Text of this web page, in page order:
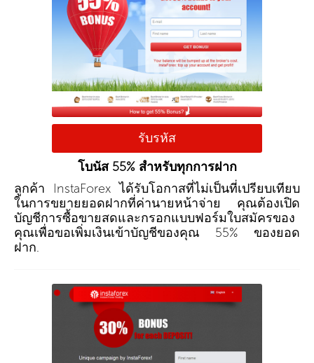
รับรหัส
โบนัส 55% สำหรับทุกการฝาก
ลูกค้า InstaForex ได้รับโอกาสที่ไม่เป็นที่เปรียบเทียบ
ในการขยายยอดฝากที่ค่านายหน้าจ่าย คุณต้องเปิด
บัญชีการซื้อขายสดและกรอกแบบฟอร์มใบสมัครของ
คุณเพื่อขอเพิ่มเงินเข้าบัญชีของคุณ 55% ของยอด
ฝาก.